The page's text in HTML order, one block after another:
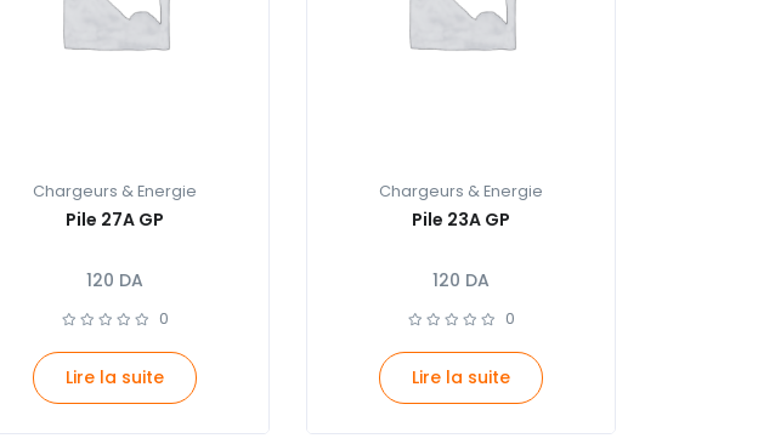
Chargeurs & Energie
Pile 27A GP
120 DA
0
Lire la suite
Chargeurs & Energie
Pile 23A GP
120 DA
0
Lire la suite